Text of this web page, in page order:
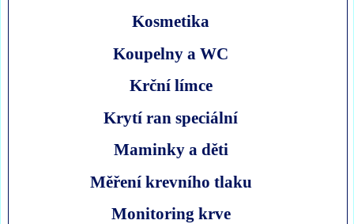
Kosmetika
Koupelny a WC
Krční límce
Krytí ran speciální
Maminky a děti
Měření krevního tlaku
Monitoring krve